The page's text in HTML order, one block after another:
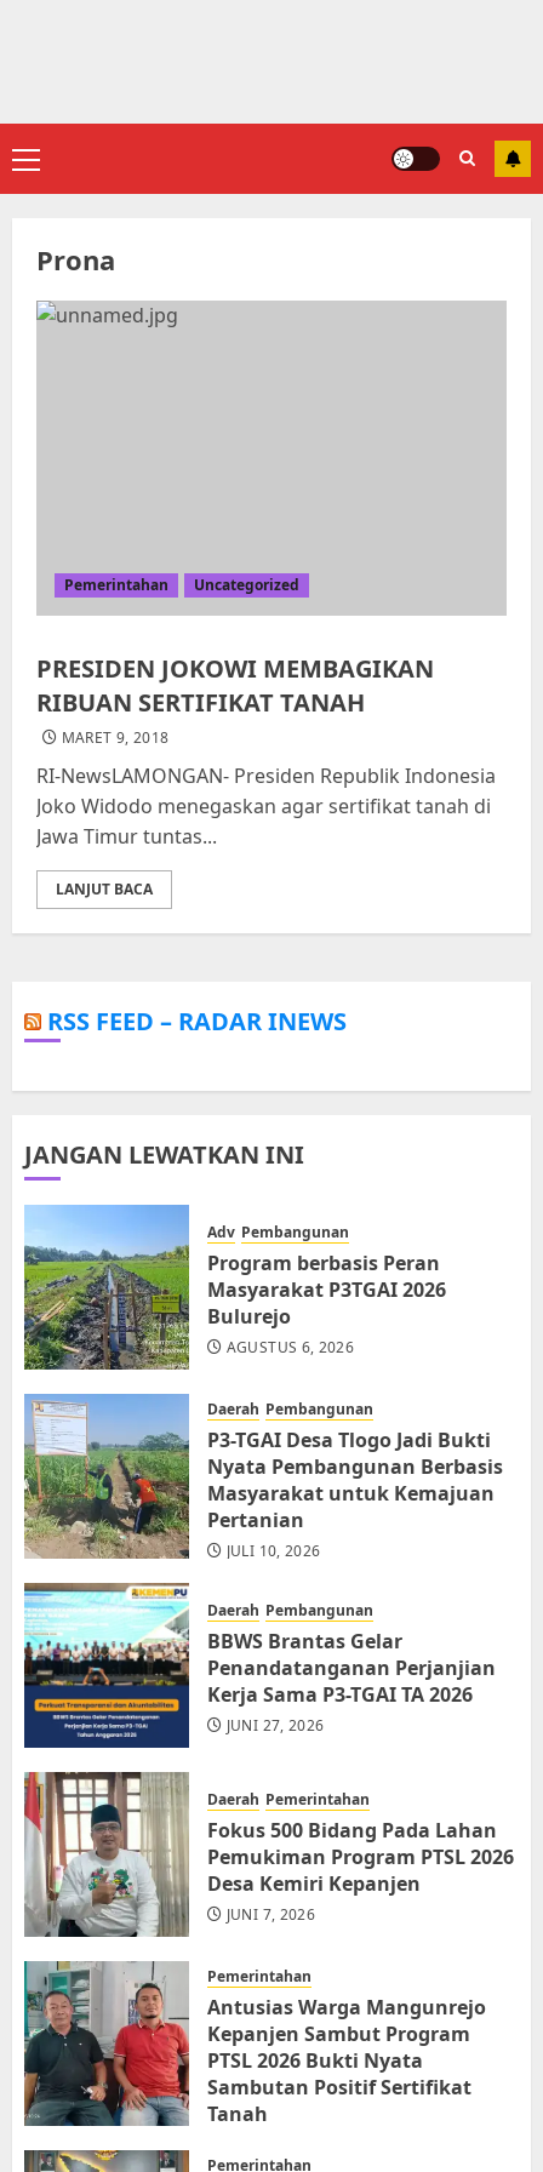
Primary
Menu
Prona
Pemerintahan Uncategorized
PRESIDEN JOKOWI MEMBAGIKAN
RIBUAN SERTIFIKAT TANAH
MARET 9, 2018
RI-NewsLAMONGAN- Presiden Republik Indonesia
Joko Widodo menegaskan agar sertifikat tanah di
Jawa Timur tuntas...
LANJUT BACA
RSS FEED – RADAR INEWS
JANGAN LEWATKAN INI
Adv Pembangunan
Program berbasis Peran
Masyarakat P3TGAI 2026
Bulurejo
AGUSTUS 6, 2026
Daerah Pembangunan
P3-TGAI Desa Tlogo Jadi Bukti
Nyata Pembangunan Berbasis
Masyarakat untuk Kemajuan
Pertanian
JULI 10, 2026
Daerah Pembangunan
BBWS Brantas Gelar
Penandatanganan Perjanjian
Kerja Sama P3-TGAI TA 2026
JUNI 27, 2026
Daerah Pemerintahan
Fokus 500 Bidang Pada Lahan
Pemukiman Program PTSL 2026
Desa Kemiri Kepanjen
JUNI 7, 2026
Pemerintahan
Antusias Warga Mangunrejo
Kepanjen Sambut Program
PTSL 2026 Bukti Nyata
Sambutan Positif Sertifikat
Tanah
Pemerintahan